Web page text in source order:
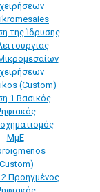
της Ίδρυσης
1 Βασικός
ΜμΕ
Προηγμένος